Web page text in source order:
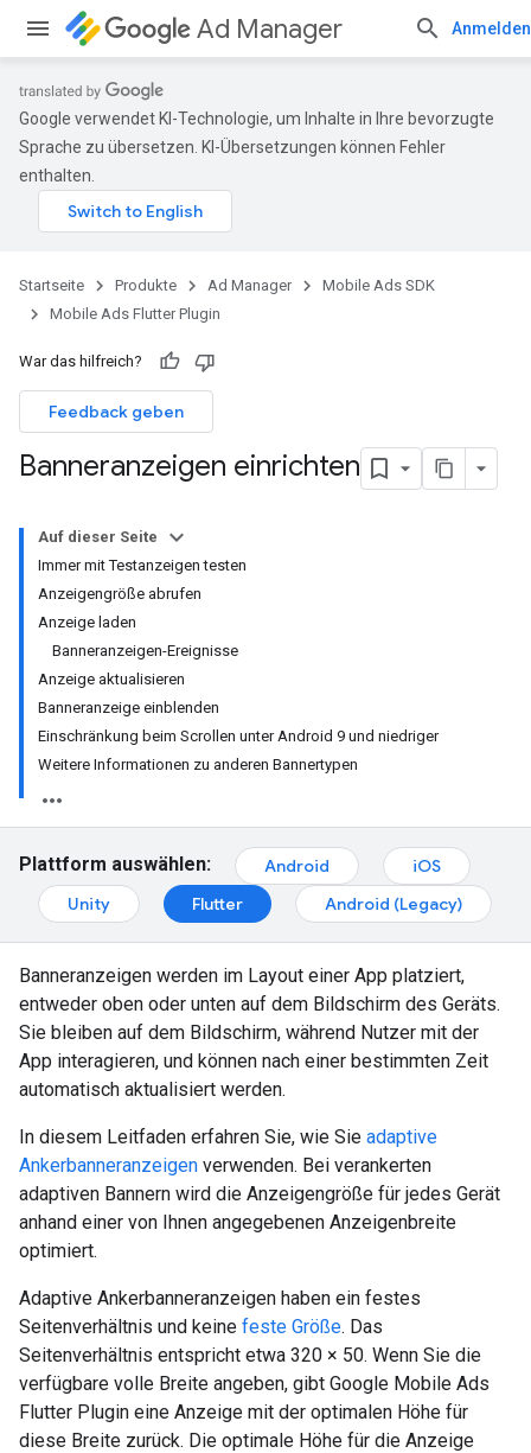
Ad Manager Anmelden
Google verwendet KI-Technologie, um Inhalte in Ihre bevorzugte
Sprache zu übersetzen. KI-Übersetzungen können Fehler
enthalten.
Startseite Produkte Ad Manager
Mobile Ads SDK
Mobile Ads Flutter Plugin
War das hilfreich?
Feedback geben
Banneranzeigen einrichten
Auf dieser Seite
Immer mit Testanzeigen testen
Anzeigengröße abrufen
Anzeige laden
Banneranzeigen-Ereignisse
Anzeige aktualisieren
Banneranzeige einblenden
Einschränkung beim Scrollen unter Android 9 und niedriger
Weitere Informationen zu anderen Bannertypen
Plattform auswählen: Android
iOS
Unity
Flutter Android (Legacy)
Banneranzeigen werden im Layout einer App platziert,
entweder oben oder unten auf dem Bildschirm des Geräts.
Sie bleiben auf dem Bildschirm, während Nutzer mit der
App interagieren, und können nach einer bestimmten Zeit
automatisch aktualisiert werden.
In diesem Leitfaden erfahren Sie, wie Sie adaptive
Ankerbanneranzeigen verwenden. Bei verankerten
adaptiven Bannern wird die Anzeigengröße für jedes Gerät
anhand einer von Ihnen angegebenen Anzeigenbreite
optimiert.
Adaptive Ankerbanneranzeigen haben ein festes
Seitenverhältnis und keine feste Größe. Das
Seitenverhältnis entspricht etwa 320 × 50. Wenn Sie die
verfügbare volle Breite angeben, gibt Google Mobile Ads
Flutter Plugin eine Anzeige mit der optimalen Höhe für
diese Breite zurück. Die optimale Höhe für die Anzeige